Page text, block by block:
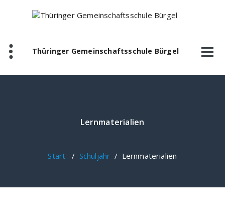
Thüringer Gemeinschaftsschule Bürgel
Lernmaterialien
Start / Schuljahr / Lernmaterialien